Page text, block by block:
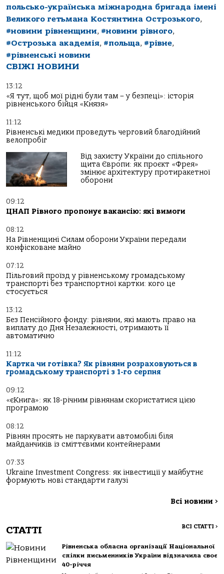
польсько-українська міжнародна бригада імені
Великого гетьмана Костянтина Острозького,
#новини рівненщини, #новини рівного,
#Острозька академія, #польща, #рівне,
#рівненські новини
СВІЖІ НОВИНИ
13:12
«Я тут, щоб мої рідні були там – у безпеці»: історія
рівненського бійця «Князя»
11:12
Рівненські медики проведуть черговий благодійний
велопробіг
Від захисту України до спільного
щита Європи: як проєкт «Фрея»
змінює архітектуру протиракетної
оборони
09:12
ЦНАП Рівного пропонує вакансію: які вимоги
08:12
На Рівненщині Силам оборони України передали
конфісковане майно
07:12
Пільговий проїзд у рівненському громадському
транспорті без транспортної картки: кого це
стосується
13:12
Без Пенсійного фонду: рівняни, які мають право на
виплату до Дня Незалежності, отримають її
автоматично
11:12
Картка чи готівка? Як рівняни розраховуються в
громадському транспорті з 1-го серпня
09:12
«єКнига»: як 18-річним рівнянам скористатися цією
програмою
08:12
Рівнян просять не паркувати автомобілі біля
майданчиків із сміттєвими контейнерами
07:33
Ukraine Investment Congress: як інвестиції у майбутнє
формують нові стандарти галузі
Всі новини >
СТАТТІ ВСІ СТАТТІ >
Рівненська обласна організації Національної
спілки письменників України відзначила своє
40-річчя